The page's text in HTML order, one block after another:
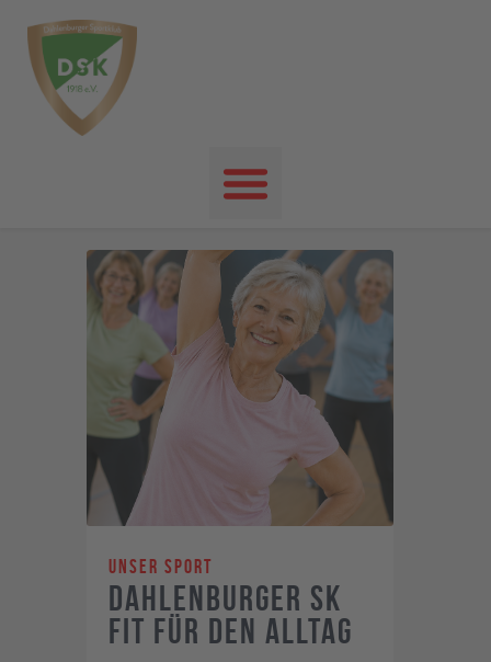
Events
Unser Verein
Unser Sport
Kontakt
Impressum
Datenschutz
Unser Sport
Dahlenburger SK
Fit für den Alltag